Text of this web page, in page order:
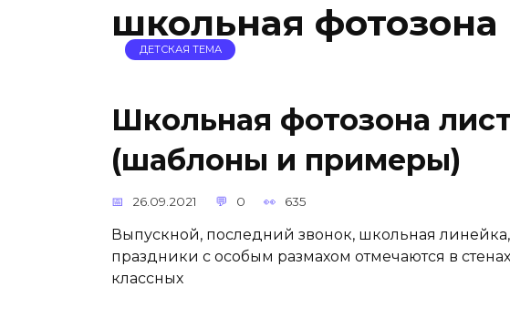
школьная фотозона
ДЕТСКАЯ ТЕМА
Школьная фотозона
(шаблоны и примеры)
26.09.2021 0 635
Выпускной, последний звонок, школьная
праздники с особым размахом отмечаются в
классных